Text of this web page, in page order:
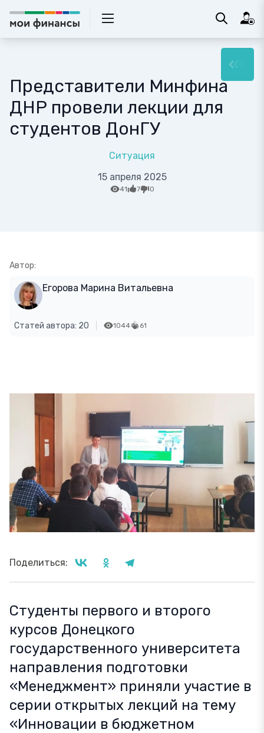
Представители Минфина
ДНР провели лекции для
студентов ДонГУ
Ситуация
15 апреля 2025
41 7 0
Автор:
Егорова Марина Витальевна
Статей автора: 20 1044 61
Поделиться:
Студенты первого и второго
курсов Донецкого
государственного университета
направления подготовки
«Менеджмент» приняли участие в
серии открытых лекций на тему
«Инновации в бюджетном